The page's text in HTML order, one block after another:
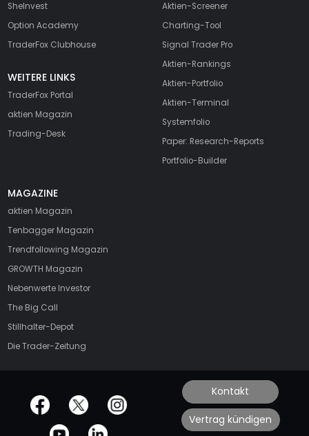
SheInvest
Option Academy
TraderFox Clubhouse
WEITERE LINKS
TraderFox Portal
aktien Magazin
Trading-Desk
Aktien-Screener
Charting-Tool
Signal Trader Pro
Aktien-Rankings
Aktien-Portfolio
Aktien-Terminal
Systemfolio
Paper: Research-Reports
Portfolio-Builder
MAGAZINE
aktien Magazin
Tenbagger Magazin
Trendfollowing Magazin
GROWTH Magazin
Nebenwerte Investor
The Big Call
Stillhalter-Depot
Die Trader-Zeitung
offizielle Social Media-Accounts Kontakt
Vertrag kündigen